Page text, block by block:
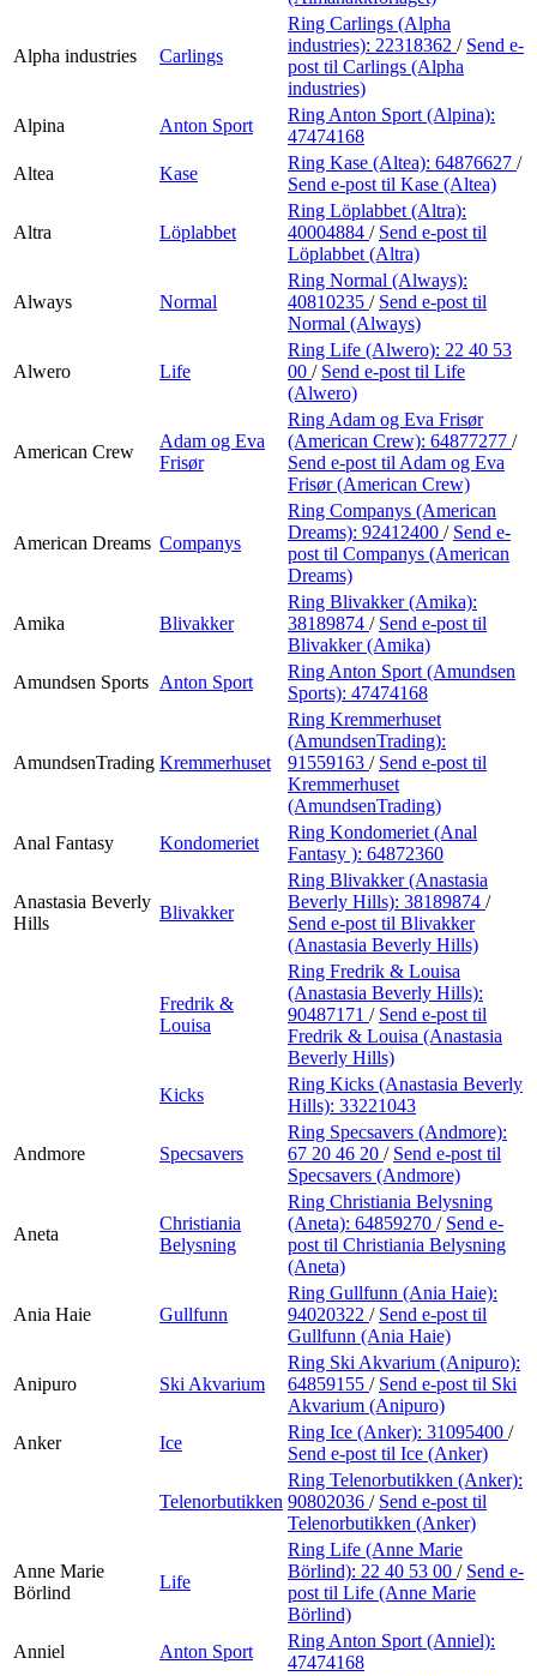
Alpha industries Carlings
Ring Carlings (Alpha
industries): 22318362 / Send e-
post til Carlings (Alpha
industries)
Alpina
Anton Sport
Ring Anton Sport (Alpina):
47474168
Altea
Kase
Ring Kase (Altea): 64876627 /
Send e-post til Kase (Altea)
Altra Löplabbet
Ring Löplabbet (Altra):
40004884 / Send e-post til
Löplabbet (Altra)
Always Normal
Ring Normal (Always):
40810235 / Send e-post til
Normal (Always)
Alwero Life
Ring Life (Alwero): 22 40 53
00 / Send e-post til Life
(Alwero)
American Crew
Adam og Eva
Frisør
Ring Adam og Eva Frisør
(American Crew): 64877277 /
Send e-post til Adam og Eva
Frisør (American Crew)
American Dreams Companys
Ring Companys (American
Dreams): 92412400 / Send e-
post til Companys (American
Dreams)
Amika Blivakker
Ring Blivakker (Amika):
38189874 / Send e-post til
Blivakker (Amika)
Amundsen Sports Anton Sport
Ring Anton Sport (Amundsen
Sports): 47474168
AmundsenTrading Kremmerhuset
Ring Kremmerhuset
(AmundsenTrading):
91559163 / Send e-post til
Kremmerhuset
(AmundsenTrading)
Anal Fantasy
Kondomeriet
Ring Kondomeriet (Anal
Fantasy ): 64872360
Anastasia Beverly
Hills
Blivakker
Ring Blivakker (Anastasia
Beverly Hills): 38189874 /
Send e-post til Blivakker
(Anastasia Beverly Hills)
Fredrik &
Louisa
Ring Fredrik & Louisa
(Anastasia Beverly Hills):
90487171 / Send e-post til
Fredrik & Louisa (Anastasia
Beverly Hills)
Kicks
Ring Kicks (Anastasia Beverly
Hills): 33221043
Andmore Specsavers
Ring Specsavers (Andmore):
67 20 46 20 / Send e-post til
Specsavers (Andmore)
Aneta
Christiania
Belysning
Ring Christiania Belysning
(Aneta): 64859270 / Send e-
post til Christiania Belysning
(Aneta)
Ania Haie Gullfunn
Ring Gullfunn (Ania Haie):
94020322 / Send e-post til
Gullfunn (Ania Haie)
Anipuro Ski Akvarium
Ring Ski Akvarium (Anipuro):
64859155 / Send e-post til Ski
Akvarium (Anipuro)
Anker
Ice
Ring Ice (Anker): 31095400 /
Send e-post til Ice (Anker)
Telenorbutikken
Ring Telenorbutikken (Anker):
90802036 / Send e-post til
Telenorbutikken (Anker)
Anne Marie
Börlind
Life
Ring Life (Anne Marie
Börlind): 22 40 53 00 / Send e-
post til Life (Anne Marie
Börlind)
Anniel
Anton Sport
Ring Anton Sport (Anniel):
47474168